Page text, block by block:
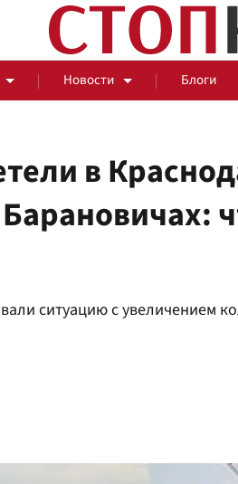
Новости Блоги
За оградой
в
ситуацию с увеличением